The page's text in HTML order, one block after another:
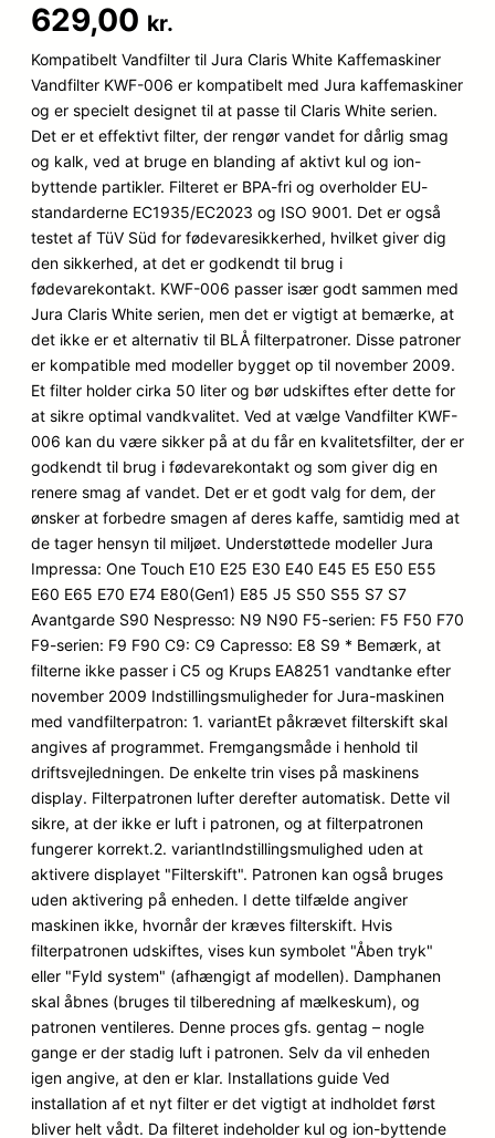
som
3.6
baseret
på
kundebe
dømmel
ser
629,00 kr.
Kompatibelt Vandfilter til Jura Claris White Kaffemaskiner
Vandfilter KWF-006 er kompatibelt med Jura kaffemaskiner
og er specielt designet til at passe til Claris White serien.
Det er et effektivt filter, der rengør vandet for dårlig smag
og kalk, ved at bruge en blanding af aktivt kul og ion-
byttende partikler. Filteret er BPA-fri og overholder EU-
standarderne EC1935/EC2023 og ISO 9001. Det er også
testet af TüV Süd for fødevaresikkerhed, hvilket giver dig
den sikkerhed, at det er godkendt til brug i
fødevarekontakt. KWF-006 passer især godt sammen med
Jura Claris White serien, men det er vigtigt at bemærke, at
det ikke er et alternativ til BLÅ filterpatroner. Disse patroner
er kompatible med modeller bygget op til november 2009.
Et filter holder cirka 50 liter og bør udskiftes efter dette for
at sikre optimal vandkvalitet. Ved at vælge Vandfilter KWF-
006 kan du være sikker på at du får en kvalitetsfilter, der er
godkendt til brug i fødevarekontakt og som giver dig en
renere smag af vandet. Det er et godt valg for dem, der
ønsker at forbedre smagen af ​​deres kaffe, samtidig med at
de tager hensyn til miljøet. Understøttede modeller Jura
Impressa: One Touch E10 E25 E30 E40 E45 E5 E50 E55
E60 E65 E70 E74 E80(Gen1) E85 J5 S50 S55 S7 S7
Avantgarde S90 Nespresso: N9 N90 F5-serien: F5 F50 F70
F9-serien: F9 F90 C9: C9 Capresso: E8 S9 * Bemærk, at
filterne ikke passer i C5 og Krups EA8251 vandtanke efter
november 2009 Indstillingsmuligheder for Jura-maskinen
med vandfilterpatron: 1. variantEt påkrævet filterskift skal
angives af programmet. Fremgangsmåde i henhold til
driftsvejledningen. De enkelte trin vises på maskinens
display. Filterpatronen lufter derefter automatisk. Dette vil
sikre, at der ikke er luft i patronen, og at filterpatronen
fungerer korrekt.2. variantIndstillingsmulighed uden at
aktivere displayet "Filterskift". Patronen kan også bruges
uden aktivering på enheden. I dette tilfælde angiver
maskinen ikke, hvornår der kræves filterskift. Hvis
filterpatronen udskiftes, vises kun symbolet "Åben tryk"
eller "Fyld system" (afhængigt af modellen). Damphanen
skal åbnes (bruges til tilberedning af mælkeskum), og
patronen ventileres. Denne proces gfs. gentag – nogle
gange er der stadig luft i patronen. Selv da vil enheden
igen angive, at den er klar. Installations guide Ved
installation af et nyt filter er det vigtigt at indholdet først
bliver helt vådt. Da filteret indeholder kul og ion-byttende